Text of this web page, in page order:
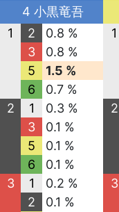
4 小黒竜吾
1
2
0.8 %
3
0.8 %
5
1.5 %
6
0.7 %
2
1
0.3 %
3
0.1 %
5
0.1 %
6
0.1 %
3
1
0.2 %
2
0.1 %
1
2
3